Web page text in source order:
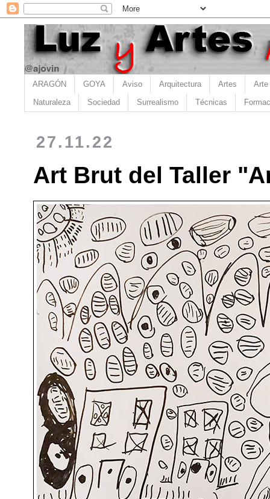
ARAGÓN GOYA Aviso Arquitectura Artes Arte
Naturaleza Sociedad Surrealismo Técnicas
27.11.22
Art Brut del Taller